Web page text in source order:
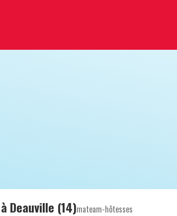
Deauville (14)mateam-hôtesses